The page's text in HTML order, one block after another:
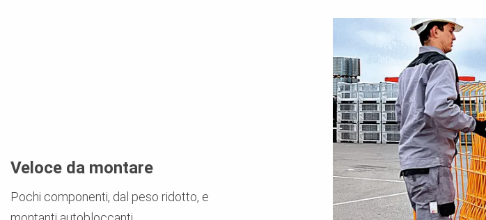
Veloce da montare
Pochi componenti, dal peso ridotto, e